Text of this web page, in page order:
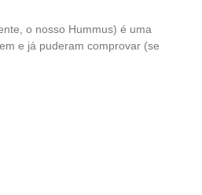
o nosso Hummus) é uma
e já puderam comprovar (se